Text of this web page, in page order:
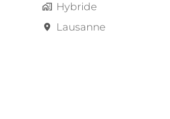
Hybride
Lausanne